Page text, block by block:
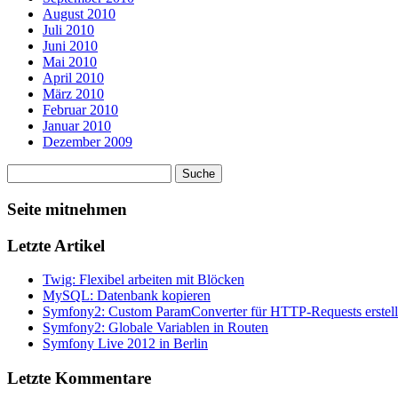
August 2010
Juli 2010
Juni 2010
Mai 2010
April 2010
März 2010
Februar 2010
Januar 2010
Dezember 2009
Seite mitnehmen
Letzte Artikel
Twig: Flexibel arbeiten mit Blöcken
MySQL: Datenbank kopieren
Symfony2: Custom ParamConverter für HTTP-Requests
Symfony2: Globale Variablen in Routen
Symfony Live 2012 in Berlin
Letzte Kommentare